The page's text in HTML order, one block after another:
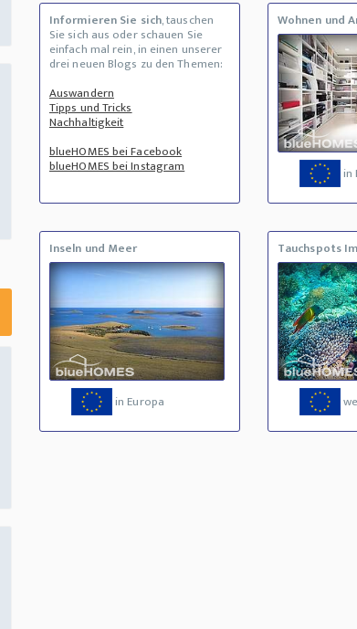
Informieren Sie sich, tauschen
Sie sich aus oder schauen Sie
einfach mal rein, in einen unserer
drei neuen Blogs zu den Themen:
Auswandern
Tipps und Tricks
Nachhaltigkeit
blueHOMES bei Facebook
blueHOMES bei Instagram
Wohnen und
in
Inseln und Meer
in Europa
Tauchspots